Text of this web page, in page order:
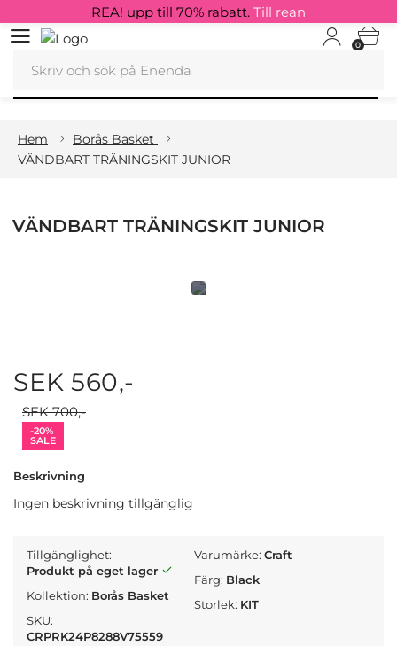
0
REA! upp till 70% rabatt. Till rean
Hem
Borås Basket
VÄNDBART TRÄNINGSKIT JUNIOR
VÄNDBART TRÄNINGSKIT JUNIOR
SEK 560,-
SEK 700,-
-20%
SALE
Beskrivning
Ingen beskrivning tillgänglig
Tillgänglighet:
Produkt på eget lager
Kollektion: Borås Basket
SKU:
CRPRK24P8288V75559
Varumärke:Craft
Färg: Black
Storlek: KIT